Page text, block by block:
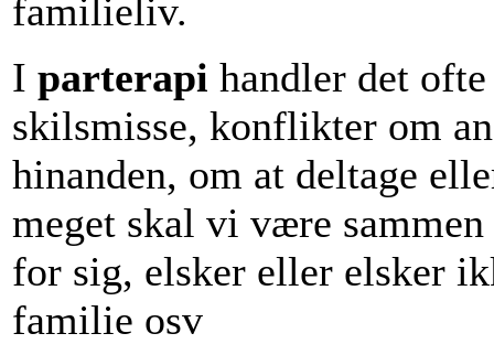
familieliv.
I parterapi handler det
skilsmisse, konflikter om
hinanden, om at deltage
meget skal vi være
for sig, elsker eller elsker
familie osv